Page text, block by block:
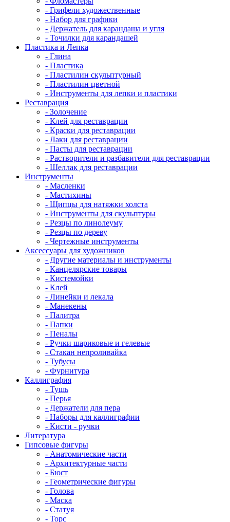
- Грифели художественные
- Набор для графики
- Держатель для карандаша и угля
- Точилки для карандашей
Пластика и Лепка
- Глина
- Пластика
- Пластилин скульптурный
- Пластилин цветной
- Инструменты для лепки и пластики
Реставрация
- Золочение
- Клей для реставрации
- Краски для реставрации
- Лаки для реставрации
- Пасты для реставрации
- Растворители и разбавители для реставрации
- Шеллак для реставрации
Инструменты
- Масленки
- Мастихины
- Щипцы для натяжки холста
- Инструменты для скульптуры
- Резцы по линолеуму
- Резцы по дереву
- Чертежные инструменты
Аксессуары для художников
- Другие материалы и инструменты
- Канцелярские товары
- Кистемойки
- Клей
- Линейки и лекала
- Манекены
- Палитра
- Папки
- Пеналы
- Ручки шариковые и гелевые
- Стакан непроливайка
- Тубусы
- Фурнитура
Каллиграфия
- Тушь
- Перья
- Держатели для пера
- Наборы для каллиграфии
- Кисти - ручки
Литература
Гипсовые фигуры
- Анатомические части
- Архитектурные части
- Бюст
- Геометрические фигуры
- Голова
- Маска
- Статуя
- Торс